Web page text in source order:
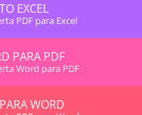
EXCEL
PDF para Excel
PARA PDF
Word para PDF
WORD